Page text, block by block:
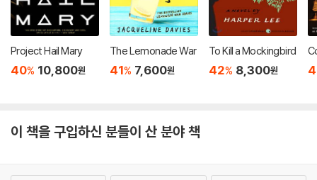
Project Hail Mary
40% 10,800원
The Lemonade War
41% 7,600원
To Kill a Mockingbird
42% 8,300원
이 책을 구입하신 분들이 산 분야 책